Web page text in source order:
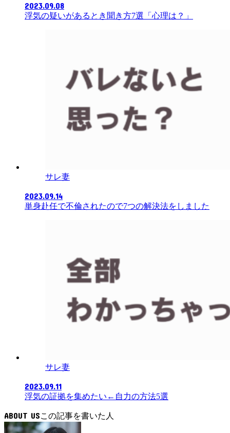
2023.09.08
浮気の疑いがあるとき聞き方7選「心理は？」
サレ妻
2023.09.14
単身赴任で不倫されたので7つの解決法をしました
サレ妻
2023.09.11
浮気の証拠を集めたい←自力の方法5選
ABOUT US